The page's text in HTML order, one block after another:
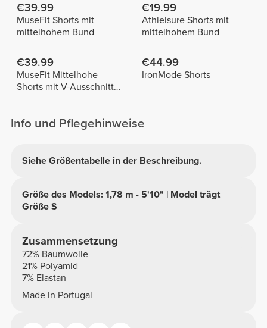
€39.99
MuseFit Shorts mit
mittelhohem Bund
€19.99
Athleisure Shorts mit
mittelhohem Bund
€39.99
MuseFit Mittelhohe
Shorts mit V-Ausschnitt
€44.99
IronMode Shorts
Info und Pflegehinweise
Siehe Größentabelle in der Beschreibung.
Größe des Models: 1,78 m - 5'10" | Model trägt
Größe S
Zusammensetzung
72% Baumwolle
21% Polyamid
7% Elastan
Made in Portugal